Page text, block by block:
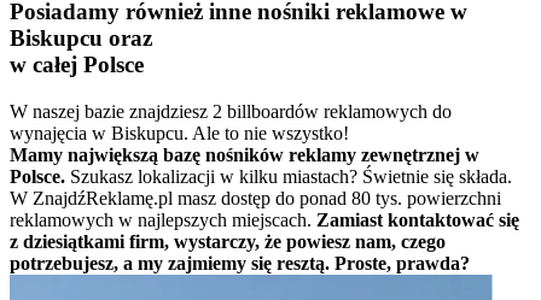
Posiadamy również inne nośniki reklamowe w
Biskupcu oraz
w całej Polsce
W naszej bazie znajdziesz 2 billboardów reklamowych do
wynajęcia w Biskupcu. Ale to nie wszystko!
Mamy największą bazę nośników reklamy zewnętrznej w
Polsce. Szukasz lokalizacji w kilku miastach? Świetnie się składa.
W ZnajdźReklamę.pl masz dostęp do ponad 80 tys. powierzchni
reklamowych w najlepszych miejscach. Zamiast kontaktować się
z dziesiątkami firm, wystarczy, że powiesz nam, czego
potrzebujesz, a my zajmiemy się resztą. Proste, prawda?